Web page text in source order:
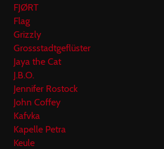
FJØRT
Flag
Grizzly
Grossstadtgeflüster
Jaya the Cat
J.B.O.
Jennifer Rostock
John Coffey
Kafvka
Kapelle Petra
Keule